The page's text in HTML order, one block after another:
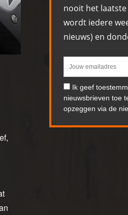
nooit het
wordt iedere
nieuws) en
Ik geef
nieuwsbrieven toe
opzeggen via de